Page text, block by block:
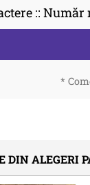
:: Număr
*
DIN ALEGERI